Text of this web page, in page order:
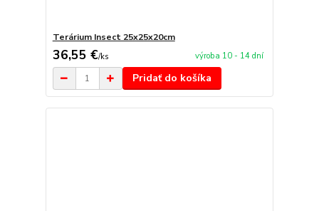
Terárium Insect 25x25x20cm
36,55 €/ks výroba 10 - 14 dní
Pridať do košíka